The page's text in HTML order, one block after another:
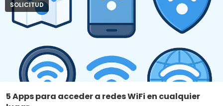
SOLICITUD
5 Apps para acceder a redes WiFi en cualquier